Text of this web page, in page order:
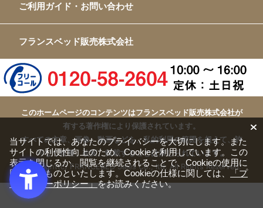
ご利用ガイド・お問い合わせ
フランスベッド販売株式会社
このホームページのコンテンツはフランスベッド販売株式会社が
有する著作権により保護されています。
すべての文章、画像、動画などを、私的利用の範囲を超えて、許
可なく複製、改変、転載することは禁じられています。
Copyright(c) FRANCEBED Sales Co., ltd. All Rights Reserved.
当サイトでは、あなたのプライバシーを大切にします。また
サイトの利便性向上のため、Cookieを利用しています。この
表示を閉じるか、閲覧を継続されることで、Cookieの使用に
同意するものといたします。Cookieの仕様に関しては、
「プ
ライバシーポリシー」をお読みください。